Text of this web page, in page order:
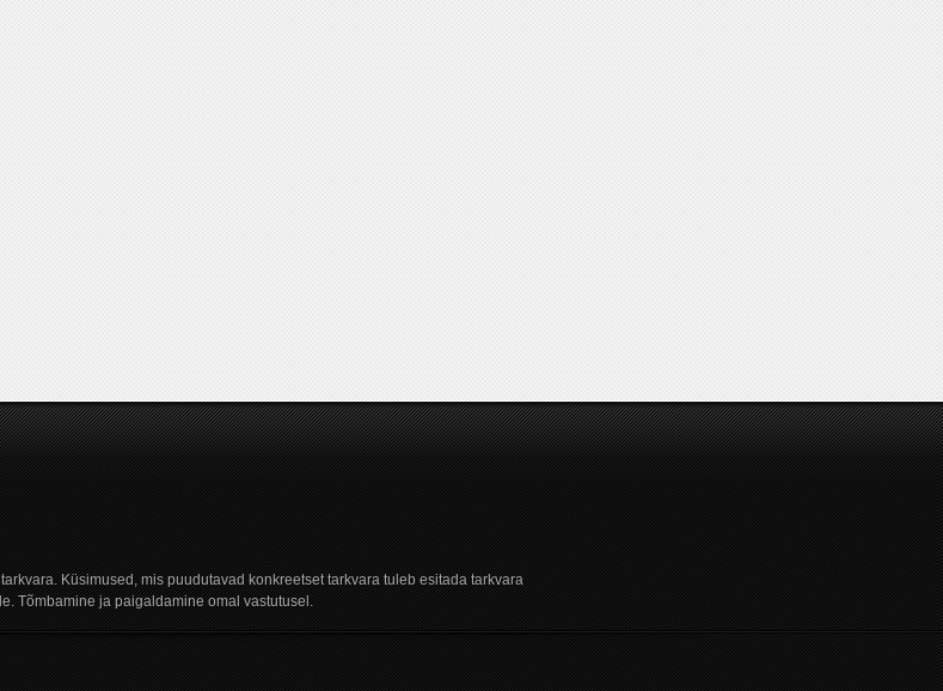
Küsimused, mis puudutavad konkreetset tarkvara tuleb esitada tarkvara
Tõmbamine ja paigaldamine omal vastutusel.